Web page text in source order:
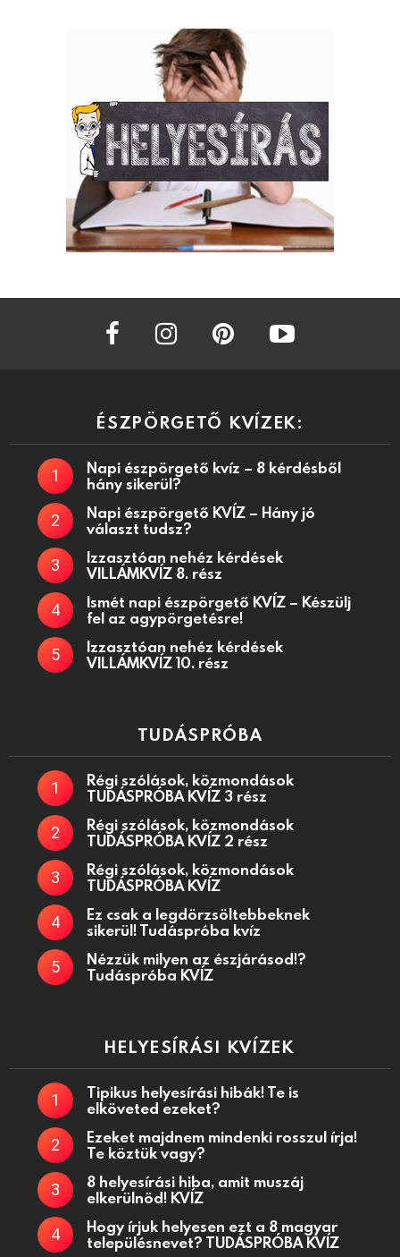
facebook instagram
ÉSZPÖRGETŐ KVÍZEK:
Napi észpörgető kvíz – 8 kérdésből
hány sikerül?
Napi észpörgető KVÍZ – Hány jó
választ tudsz?
Izzasztóan nehéz kérdések
VILLÁMKVÍZ 8. rész
Ismét napi észpörgető KVÍZ – Készülj
fel az agypörgetésre!
Izzasztóan nehéz kérdések
VILLÁMKVÍZ 10. rész
TUDÁSPRÓBA
Régi szólások, közmondások
TUDÁSPRÓBA KVÍZ 3 rész
Régi szólások, közmondások
TUDÁSPRÓBA KVÍZ 2 rész
Régi szólások, közmondások
TUDÁSPRÓBA KVÍZ
Ez csak a legdörzsöltebbeknek
sikerül! Tudáspróba kvíz
Nézzük milyen az észjárásod!?
Tudáspróba KVÍZ
HELYESÍRÁSI KVÍZEK
Tipikus helyesírási hibák! Te is
elköveted ezeket?
Ezeket majdnem mindenki rosszul írja!
Te köztük vagy?
8 helyesírási hiba, amit muszáj
elkerülnöd! KVÍZ
Hogy írjuk helyesen ezt a 8 magyar
településnevet? TUDÁSPRÓBA KVÍZ